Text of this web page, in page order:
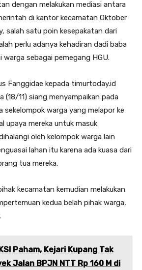
dengan melakukan mediasi antara
di kantor kecamatan Oktober
salah satu poin kesepakatan dari
perlu adanya kehadiran dadi baba
sebagai pemegang HGU.
Fanggidae kepada timurtoday.id
(18/11) siang menyampaikan pada
sekelompok warga yang melapor ke
upaya mereka untuk masuk
oleh kelompok warga lain
lahan itu karena ada kuasa dari
tua mereka.
kecamatan kemudian melakukan
kedua belah pihak warga,
Paham, Kejari Kupang Tak
Jalan BPJN NTT Rp 160 M di